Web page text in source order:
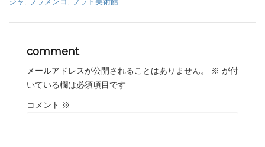
comment
メールアドレスが公開されることはありません。 ※ が付
いている欄は必須項目です
コメント ※